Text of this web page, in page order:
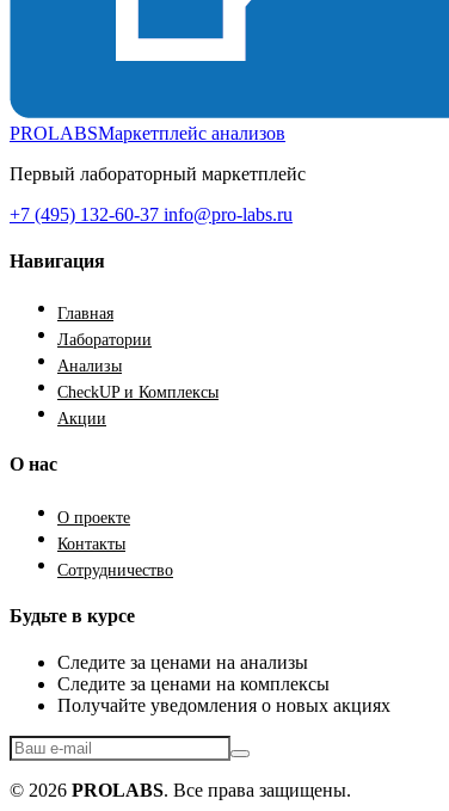
PROLABSМаркетплейс анализов
Первый лабораторный маркетплейс
+7 (495) 132-60-37 info@pro-labs.ru
Навигация
Главная
Лаборатории
Анализы
CheckUP и Комплексы
Акции
О нас
О проекте
Контакты
Сотрудничество
Будьте в курсе
Следите за ценами на анализы
Следите за ценами на комплексы
Получайте уведомления о новых акциях
© 2026 PROLABS. Все права защищены.